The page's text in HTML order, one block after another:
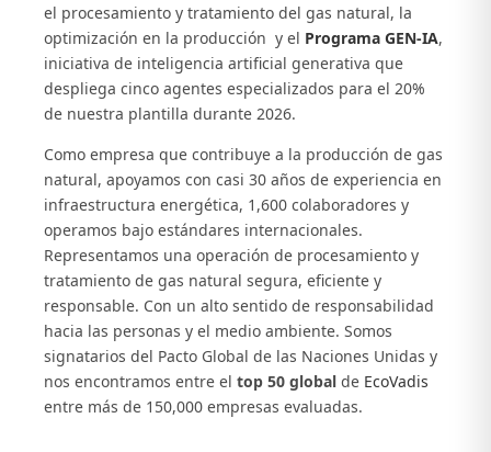
el procesamiento y tratamiento del gas natural, la
optimización en la producción y el Programa GEN-IA,
iniciativa de inteligencia artificial generativa que
despliega cinco agentes especializados para el 20%
de nuestra plantilla durante 2026.
Como empresa que contribuye a la producción de gas
natural, apoyamos con casi 30 años de experiencia en
infraestructura energética, 1,600 colaboradores y
operamos bajo estándares internacionales.
Representamos una operación de procesamiento y
tratamiento de gas natural segura, eficiente y
responsable. Con un alto sentido de responsabilidad
hacia las personas y el medio ambiente. Somos
signatarios del Pacto Global de las Naciones Unidas y
nos encontramos entre el top 50 global de EcoVadis
entre más de 150,000 empresas evaluadas.